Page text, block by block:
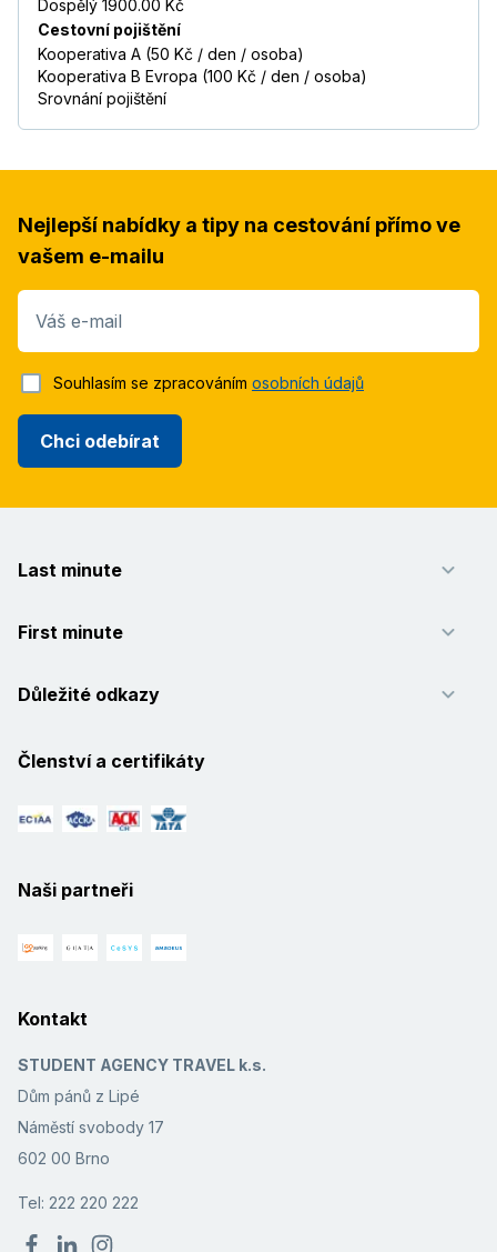
Dospělý 1900.00 Kč
Cestovní pojištění
Kooperativa A (50 Kč / den / osoba)
Kooperativa B Evropa (100 Kč / den / osoba)
Srovnání pojištění
Nejlepší nabídky a tipy na cestování přímo ve
vašem e-mailu
Váš e-mail
Chci odebírat
Souhlasím se zpracováním osobních údajů
Last minute
First minute
Důležité odkazy
Členství a certifikáty
Naši partneři
Kontakt
STUDENT AGENCY TRAVEL k.s.
Dům pánů z Lipé
Náměstí svobody 17
602 00 Brno
Tel: 222 220 222